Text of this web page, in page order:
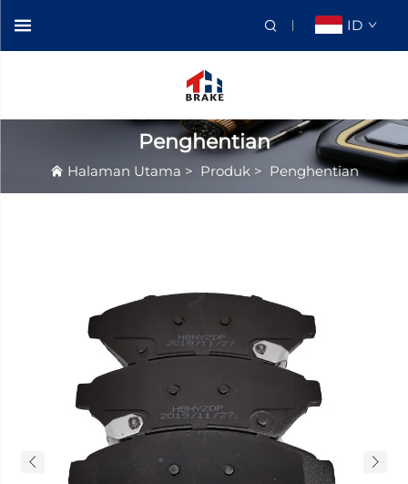
ID
Penghentian
Halaman Utama > Produk> Penghentian